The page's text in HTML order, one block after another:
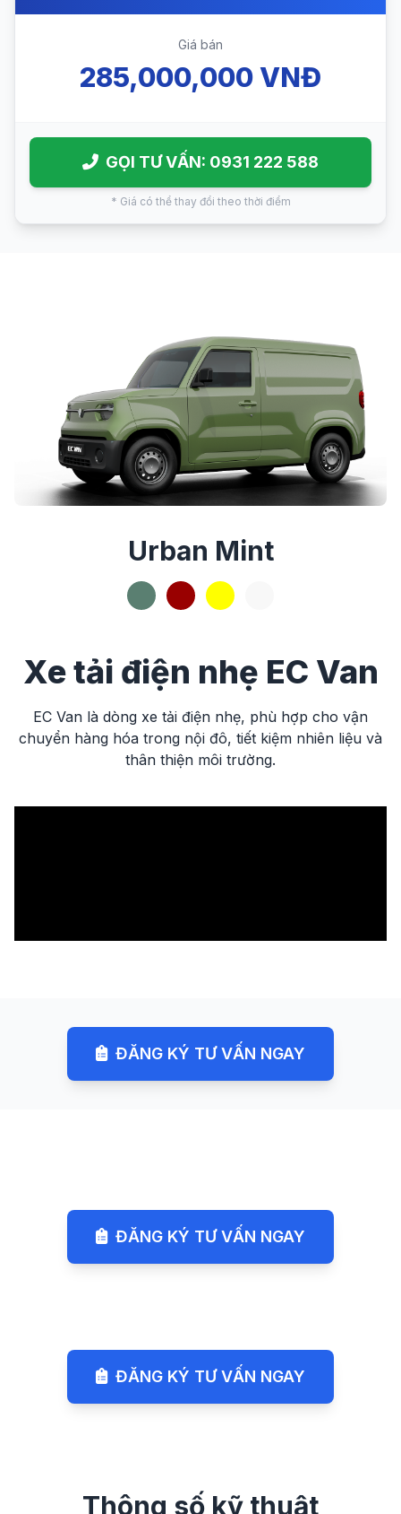
Giá bán
285,000,000 VNĐ
GỌI TƯ VẤN: 0931 222 588
* Giá có thể thay đổi theo thời điểm
Urban Mint
Xe tải điện nhẹ EC Van
EC Van là dòng xe tải điện nhẹ, phù hợp cho vận
chuyển hàng hóa trong nội đô, tiết kiệm nhiên liệu và
thân thiện môi trường.
ĐĂNG KÝ TƯ VẤN NGAY
ĐĂNG KÝ TƯ VẤN NGAY
ĐĂNG KÝ TƯ VẤN NGAY
Thông số kỹ thuật